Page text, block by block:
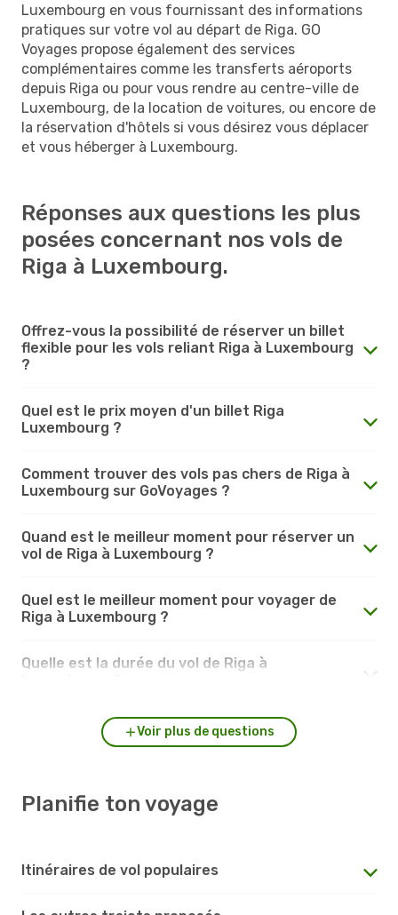
Luxembourg en vous fournissant des informations
pratiques sur votre vol au départ de Riga. GO
Voyages propose également des services
complémentaires comme les transferts aéroports
depuis Riga ou pour vous rendre au centre-ville de
Luxembourg, de la location de voitures, ou encore de
la réservation d'hôtels si vous désirez vous déplacer
et vous héberger à Luxembourg.
Réponses aux questions les plus
posées concernant nos vols de
Riga à Luxembourg.
Offrez-vous la possibilité de réserver un billet
flexible pour les vols reliant Riga à Luxembourg
?
Quel est le prix moyen d'un billet Riga
Luxembourg ?
Comment trouver des vols pas chers de Riga à
Luxembourg sur GoVoyages ?
Quand est le meilleur moment pour réserver un
vol de Riga à Luxembourg ?
Quel est le meilleur moment pour voyager de
Riga à Luxembourg ?
Quelle est la durée du vol de Riga à
Voir plus de questions
Planifie ton voyage
Itinéraires de vol populaires